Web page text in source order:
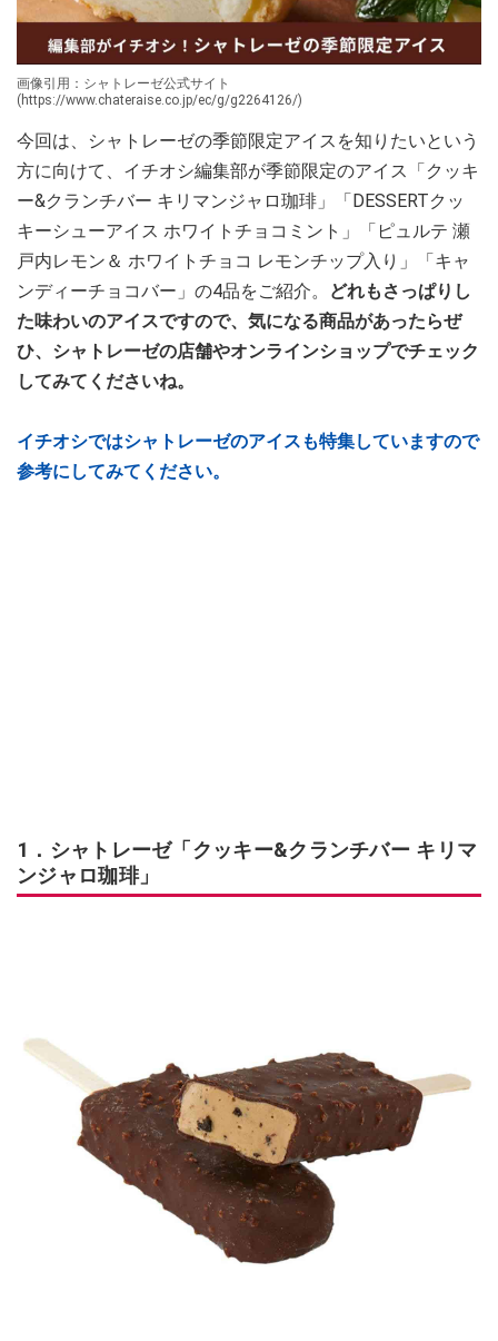
画像引用：シャトレーゼ公式サイト
(https://www.chateraise.co.jp/ec/g/g2264126/)
今回は、シャトレーゼの季節限定アイスを知りたいという
方に向けて、イチオシ編集部が季節限定のアイス「クッキ
ー&クランチバー キリマンジャロ珈琲」「DESSERTクッ
キーシューアイス ホワイトチョコミント」「ピュルテ 瀬
戸内レモン＆ ホワイトチョコ レモンチップ入り」「キャ
ンディーチョコバー」の4品をご紹介。
どれもさっぱりし
た味わいのアイスですので、気になる商品があったらぜ
ひ、シャトレーゼの店舗やオンラインショップでチェック
してみてくださいね。
イチオシではシャトレーゼのアイスも特集していますので
参考にしてみてください。
1．シャトレーゼ「クッキー&クランチバー キリマ
ンジャロ珈琲」